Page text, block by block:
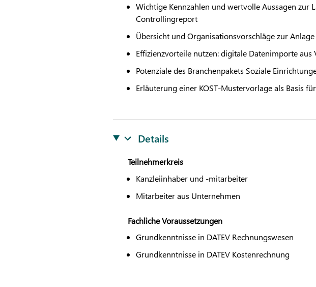
Wichtige Kennzahlen und wertvolle Aussagen zur
Controllingreport
Übersicht und Organisationsvorschläge zur
Effizienzvorteile nutzen: digitale Datenimporte aus
Potenziale des Branchenpakets Soziale
Erläuterung einer KOST-Mustervorlage als Basis
Details
Teilnehmerkreis
Kanzleiinhaber und -mitarbeiter
Mitarbeiter aus Unternehmen
Fachliche Voraussetzungen
Grundkenntnisse in DATEVRechnungswesen
Grundkenntnisse in DATEVKostenrechnung